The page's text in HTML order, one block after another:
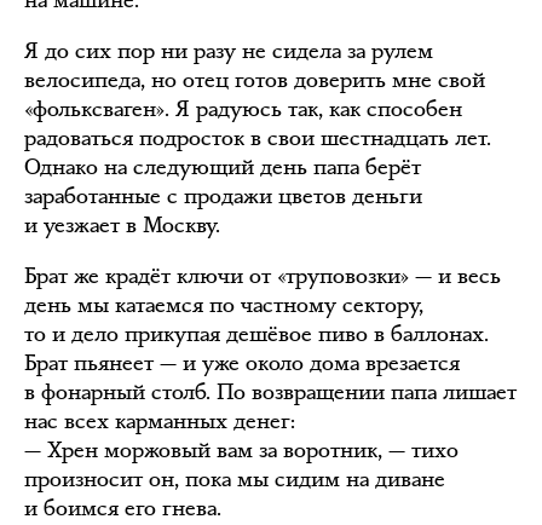
Я до сих пор ни разу не сидела за рулем
велосипеда, но отец готов доверить мне свой
«фольксваген». Я радуюсь так, как способен
радоваться подросток в свои шестнадцать лет.
Однако на следующий день папа берёт
заработанные с продажи цветов деньги
и уезжает в Москву.
Брат же крадёт ключи от «труповозки» — и весь
день мы катаемся по частному сектору,
то и дело прикупая дешёвое пиво в баллонах.
Брат пьянеет — и уже около дома врезается
в фонарный столб. По возвращении папа лишает
нас всех карманных денег:
— Хрен моржовый вам за воротник, — тихо
произносит он, пока мы сидим на диване
и боимся его гнева.